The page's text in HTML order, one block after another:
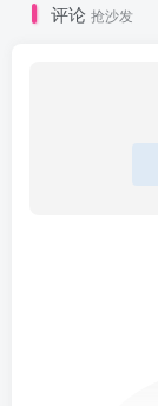
评论 抢沙发